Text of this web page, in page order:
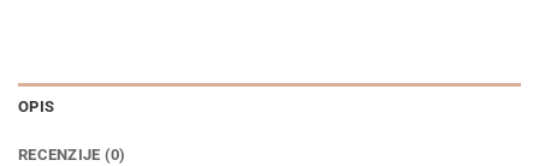
OPIS
RECENZIJE (0)